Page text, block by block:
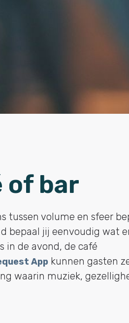
of bar
tussen volume en sfeer
bepaal jij eenvoudig wat
in de avond, de café
App kunnen gasten
waarin muziek,